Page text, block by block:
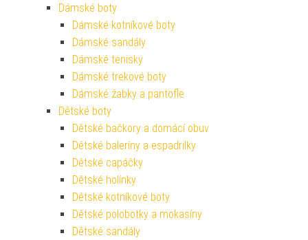
Dámské boty
Dámské kotníkové boty
Dámské sandály
Dámské tenisky
Dámské trekové boty
Dámské žabky a pantofle
Dětské boty
Dětské bačkory a domácí obuv
Dětské baleríny a espadrilky
Dětské capáčky
Dětské holínky
Dětské kotníkové boty
Dětské polobotky a mokasíny
Dětské sandály